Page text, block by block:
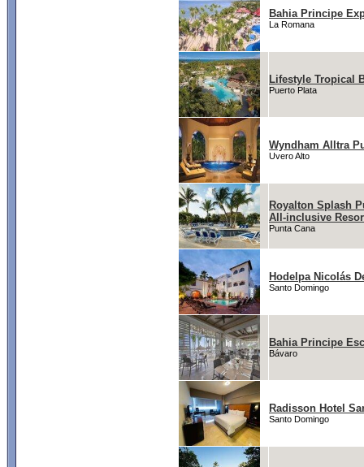
Bahia Principe
La Romana
Lifestyle Tropical
Puerto Plata
Wyndham Alltra
Uvero Alto
Royalton Splash
All-inclusive
Punta Cana
Hodelpa Nicolás
Santo Domingo
Bahia Principe
Bávaro
Radisson Hotel
Santo Domingo